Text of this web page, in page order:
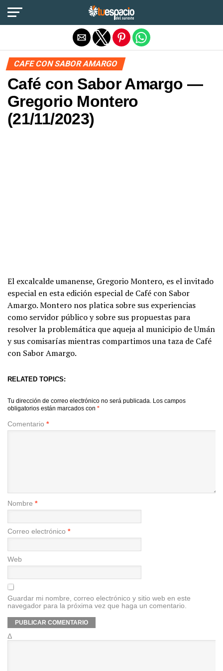
CAFE CON SABOR AMARGO
Café con Sabor Amargo —
Gregorio Montero
(21/11/2023)
El excalcalde umanense, Gregorio Montero, es el invitado
especial en esta edición especial de Café con Sabor
Amargo. Montero nos platica sobre sus experiencias
como servidor público y sobre sus propuestas para
resolver la problemática que aqueja al municipio de Umán
y sus comisarías mientras compartimos una taza de Café
con Sabor Amargo.
RELATED TOPICS:
Tu dirección de correo electrónico no será publicada. Los campos
obligatorios están marcados con *
Comentario *
Nombre *
Correo electrónico *
Web
Guardar mi nombre, correo electrónico y sitio web en este
navegador para la próxima vez que haga un comentario.
Δ
Salir de la versión móvil